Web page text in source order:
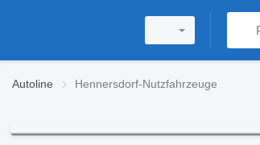
Autoline Hennersdorf-Nutzfahrzeuge